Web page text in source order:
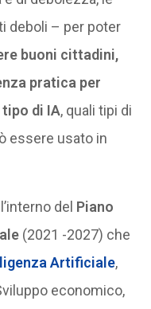
deboli – per poter
buoni cittadini,
pratica per
di IA, quali tipi di
essere usato in
del Piano
(2021 -2027) che
Artificiale,
economico,